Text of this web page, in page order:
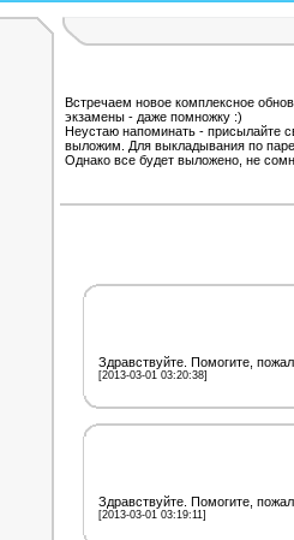
Встречаем новое комплексное
экзамены - даже помножку :)
Неустаю напоминать - присылайте
выложим. Для выкладывания по
Однако все будет выложено, не
Здравствуйте. Помогите,
[2013-03-01 03:20:38]
Здравствуйте. Помогите,
[2013-03-01 03:19:11]